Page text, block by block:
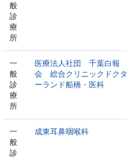
般
診
療
所
一
般
診
療
所
医療法人社団 千葉白報
会 総合クリニックドクタ
ーランド船橋・医科
一
般
診
成東耳鼻咽喉科